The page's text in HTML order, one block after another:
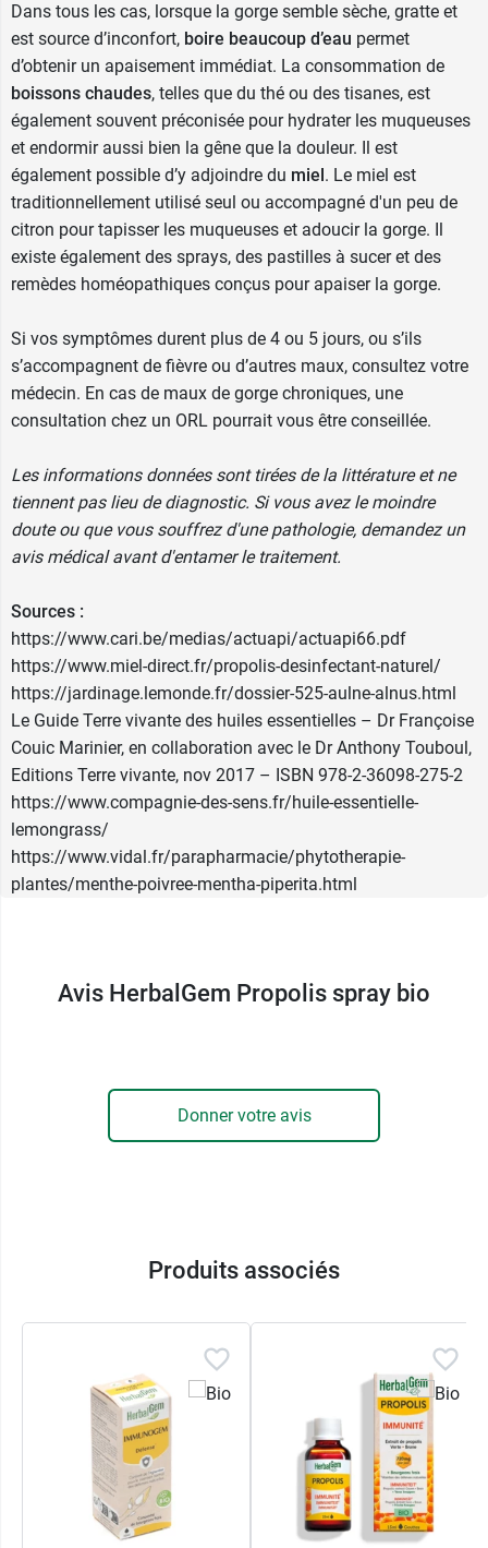
Dans tous les cas, lorsque la gorge semble sèche, gratte et
est source d’inconfort, boire beaucoup d’eau permet
d’obtenir un apaisement immédiat. La consommation de
boissons chaudes, telles que du thé ou des tisanes, est
également souvent préconisée pour hydrater les muqueuses
et endormir aussi bien la gêne que la douleur. Il est
également possible d’y adjoindre du miel. Le miel est
traditionnellement utilisé seul ou accompagné d'un peu de
citron pour tapisser les muqueuses et adoucir la gorge. Il
existe également des sprays, des pastilles à sucer et des
remèdes homéopathiques conçus pour apaiser la gorge.
Si vos symptômes durent plus de 4 ou 5 jours, ou s’ils
s’accompagnent de fièvre ou d’autres maux, consultez votre
médecin. En cas de maux de gorge chroniques, une
consultation chez un ORL pourrait vous être conseillée.
Les informations données sont tirées de la littérature et ne
tiennent pas lieu de diagnostic. Si vous avez le moindre
doute ou que vous souffrez d'une pathologie, demandez un
avis médical avant d'entamer le traitement.
Sources :
https://www.cari.be/medias/actuapi/actuapi66.pdf
https://www.miel-direct.fr/propolis-desinfectant-naturel/
https://jardinage.lemonde.fr/dossier-525-aulne-alnus.html
Le Guide Terre vivante des huiles essentielles – Dr Françoise
Couic Marinier, en collaboration avec le Dr Anthony Touboul,
Editions Terre vivante, nov 2017 – ISBN 978-2-36098-275-2
https://www.compagnie-des-sens.fr/huile-essentielle-
lemongrass/
https://www.vidal.fr/parapharmacie/phytotherapie-
plantes/menthe-poivree-mentha-piperita.html
Avis HerbalGem Propolis spray bio
Donner votre avis
Produits associés